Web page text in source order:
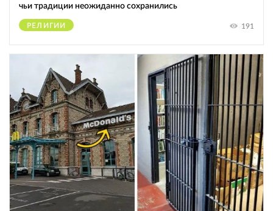
чьи традиции неожиданно сохранились
РЕЛИГИИ 191